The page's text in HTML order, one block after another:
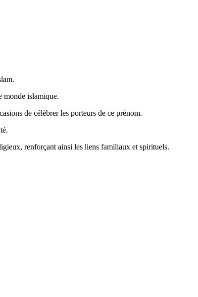
monde islamique.
de célébrer les porteurs de ce prénom.
renforçant ainsi les liens familiaux et spirituels.